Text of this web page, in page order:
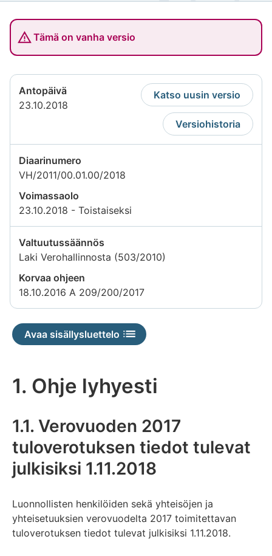
Tämä on vanha versio
Antopäivä
23.10.2018
Katso uusin versio
Versiohistoria
Diaarinumero
VH/2011/00.01.00/2018
Voimassaolo
23.10.2018 - Toistaiseksi
Valtuutussäännös
Laki Verohallinnosta (503/2010)
Korvaa ohjeen
18.10.2016 A 209/200/2017
Avaa sisällysluettelo
1. Ohje lyhyesti
1.1. Verovuoden 2017
tuloverotuksen tiedot tulevat
julkisiksi 1.11.2018
Luonnollisten henkilöiden sekä yhteisöjen ja
yhteisetuuksien verovuodelta 2017 toimitettavan
tuloverotuksen tiedot tulevat julkisiksi 1.11.2018.